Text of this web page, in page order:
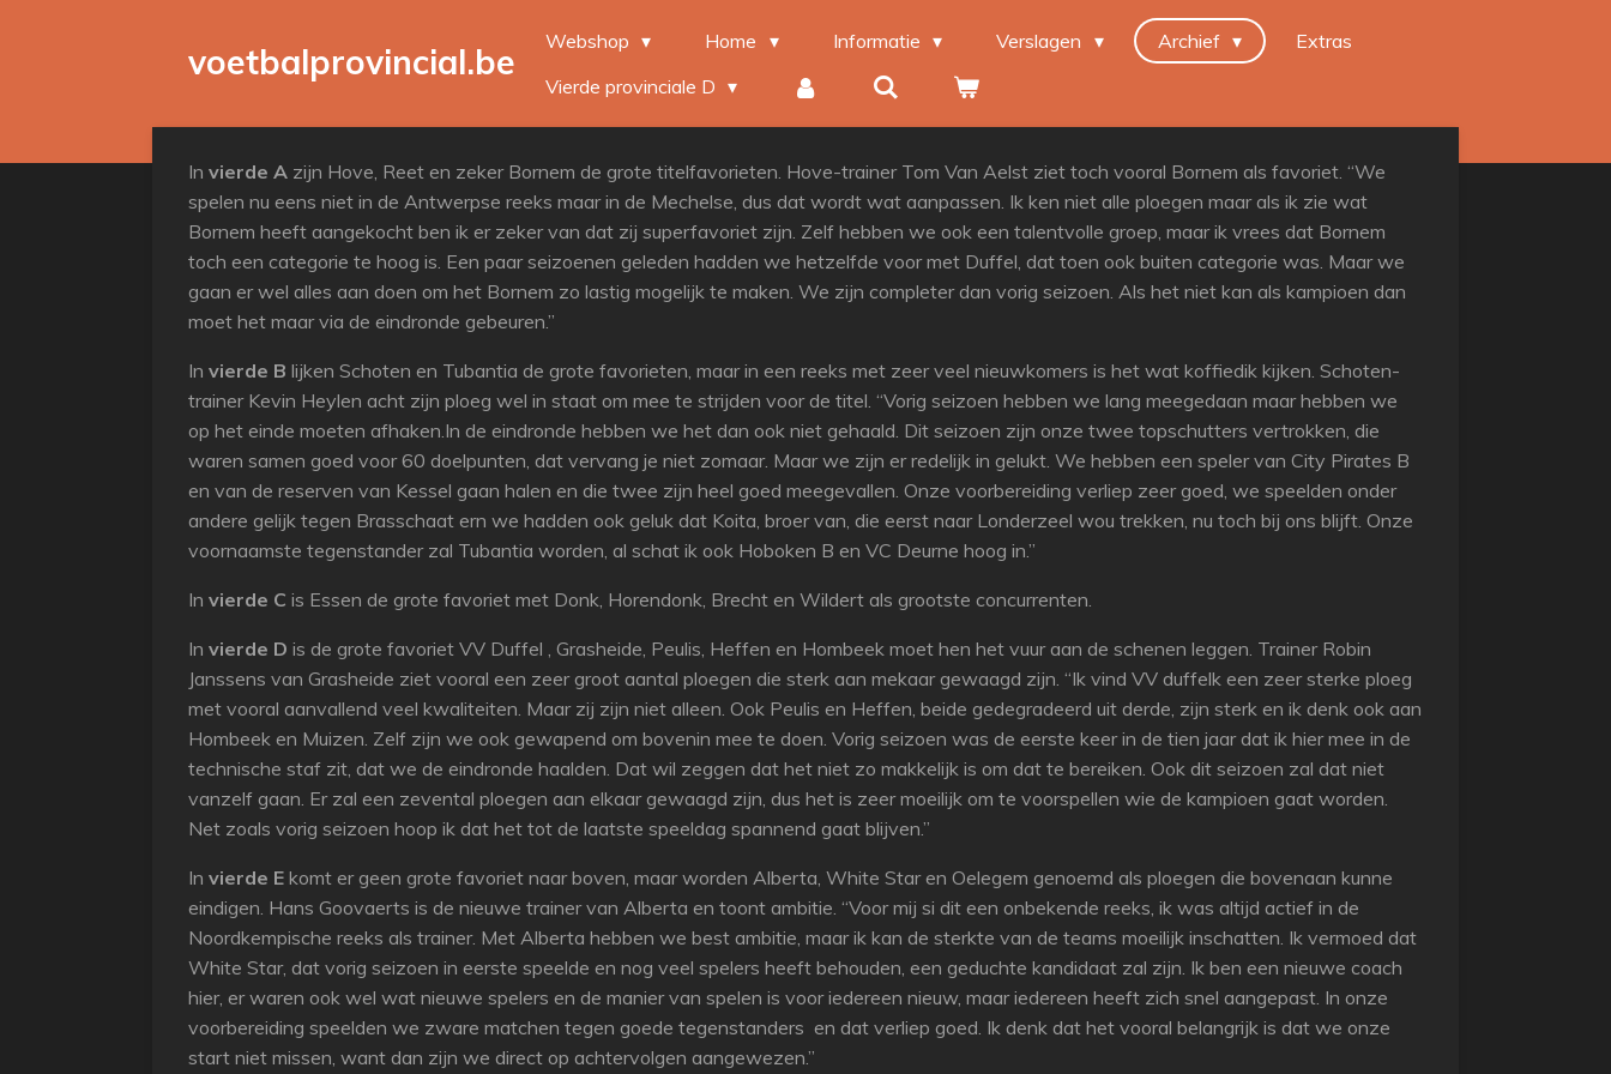
voetbalprovincial.be Webshop Home Informatie Verslagen Archief
Extras
Vierde provinciale D
In vierde A zijn Hove, Reet en zeker Bornem de grote titelfavorieten. Hove-trainer Tom Van Aelst ziet toch vooral Bornem als favoriet. “We
spelen nu eens niet in de Antwerpse reeks maar in de Mechelse, dus dat wordt wat aanpassen. Ik ken niet alle ploegen maar als ik zie wat
Bornem heeft aangekocht ben ik er zeker van dat zij superfavoriet zijn. Zelf hebben we ook een talentvolle groep, maar ik vrees dat Bornem
toch een categorie te hoog is. Een paar seizoenen geleden hadden we hetzelfde voor met Duffel, dat toen ook buiten categorie was. Maar we
gaan er wel alles aan doen om het Bornem zo lastig mogelijk te maken. We zijn completer dan vorig seizoen. Als het niet kan als kampioen dan
moet het maar via de eindronde gebeuren.”
In vierde B lijken Schoten en Tubantia de grote favorieten, maar in een reeks met zeer veel nieuwkomers is het wat koffiedik kijken. Schoten-
trainer Kevin Heylen acht zijn ploeg wel in staat om mee te strijden voor de titel. “Vorig seizoen hebben we lang meegedaan maar hebben we
op het einde moeten afhaken.In de eindronde hebben we het dan ook niet gehaald. Dit seizoen zijn onze twee topschutters vertrokken, die
waren samen goed voor 60 doelpunten, dat vervang je niet zomaar. Maar we zijn er redelijk in gelukt. We hebben een speler van City Pirates B
en van de reserven van Kessel gaan halen en die twee zijn heel goed meegevallen. Onze voorbereiding verliep zeer goed, we speelden onder
andere gelijk tegen Brasschaat ern we hadden ook geluk dat Koita, broer van, die eerst naar Londerzeel wou trekken, nu toch bij ons blijft. Onze
voornaamste tegenstander zal Tubantia worden, al schat ik ook Hoboken B en VC Deurne hoog in.”
In vierde C is Essen de grote favoriet met Donk, Horendonk, Brecht en Wildert als grootste concurrenten.
In vierde D is de grote favoriet VV Duffel , Grasheide, Peulis, Heffen en Hombeek moet hen het vuur aan de schenen leggen. Trainer Robin
Janssens van Grasheide ziet vooral een zeer groot aantal ploegen die sterk aan mekaar gewaagd zijn. “Ik vind VV duffelk een zeer sterke ploeg
met vooral aanvallend veel kwaliteiten. Maar zij zijn niet alleen. Ook Peulis en Heffen, beide gedegradeerd uit derde, zijn sterk en ik denk ook aan
Hombeek en Muizen. Zelf zijn we ook gewapend om bovenin mee te doen. Vorig seizoen was de eerste keer in de tien jaar dat ik hier mee in de
technische staf zit, dat we de eindronde haalden. Dat wil zeggen dat het niet zo makkelijk is om dat te bereiken. Ook dit seizoen zal dat niet
vanzelf gaan. Er zal een zevental ploegen aan elkaar gewaagd zijn, dus het is zeer moeilijk om te voorspellen wie de kampioen gaat worden.
Net zoals vorig seizoen hoop ik dat het tot de laatste speeldag spannend gaat blijven.”
In vierde E komt er geen grote favoriet naar boven, maar worden Alberta, White Star en Oelegem genoemd als ploegen die bovenaan kunne
eindigen. Hans Goovaerts is de nieuwe trainer van Alberta en toont ambitie. “Voor mij si dit een onbekende reeks, ik was altijd actief in de
Noordkempische reeks als trainer. Met Alberta hebben we best ambitie, maar ik kan de sterkte van de teams moeilijk inschatten. Ik vermoed dat
White Star, dat vorig seizoen in eerste speelde en nog veel spelers heeft behouden, een geduchte kandidaat zal zijn. Ik ben een nieuwe coach
hier, er waren ook wel wat nieuwe spelers en de manier van spelen is voor iedereen nieuw, maar iedereen heeft zich snel aangepast. In onze
voorbereiding speelden we zware matchen tegen goede tegenstanders en dat verliep goed. Ik denk dat het vooral belangrijk is dat we onze
start niet missen, want dan zijn we direct op achtervolgen aangewezen.”